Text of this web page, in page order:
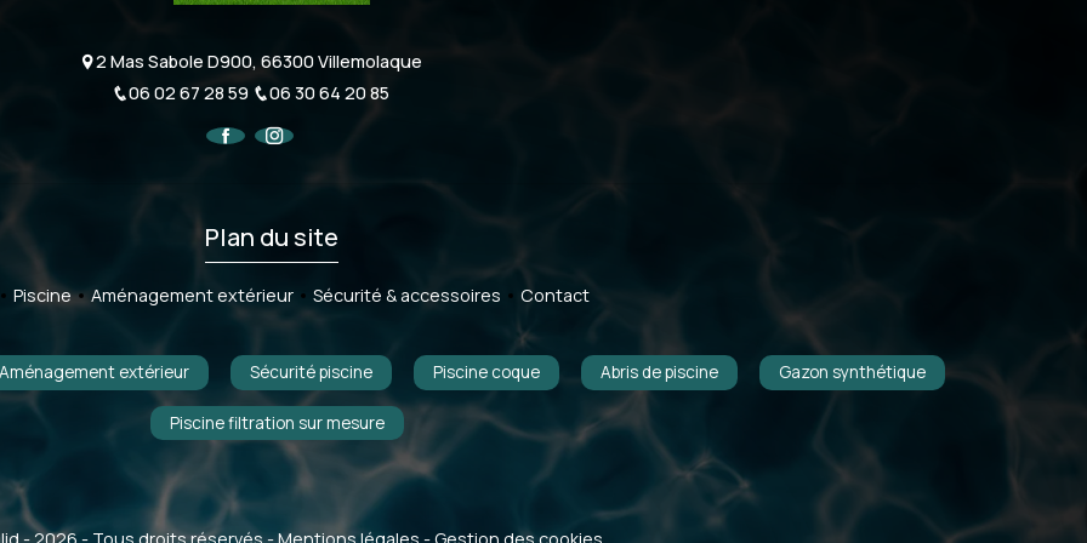
2 Mas Sabole D900, 66300 Villemolaque
06 02 67 28 59
06 30 64 20 85
Plan du site
Piscine Aménagement extérieur Sécurité & accessoires Contact
Aménagement extérieur Sécurité piscine Piscine coque Abris de piscine Gazon synthétique
Piscine filtration sur mesure